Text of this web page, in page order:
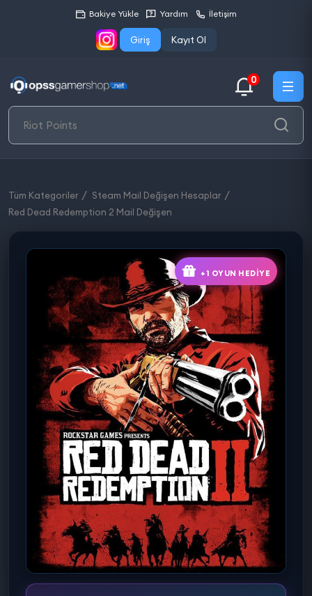
Bakiye Yükle Yardım İletişim
Giriş Kayıt Ol
0
Tüm Kategoriler
Steam Mail Değişen Hesaplar
Red Dead Redemption 2 Mail Değişen
+1 OYUN HEDIYE